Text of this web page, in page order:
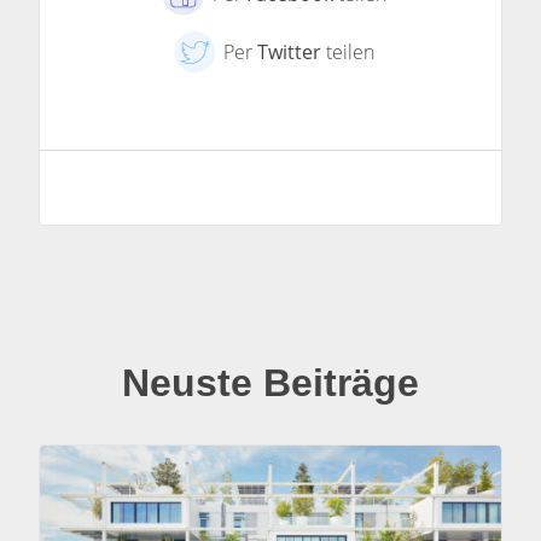
PerTwitterteilen
Neuste Beiträge